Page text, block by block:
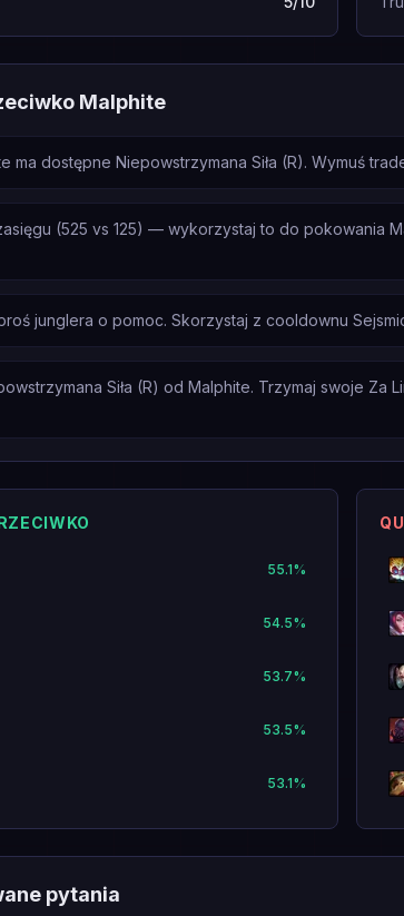
Malphite
ma dostępne Niepowstrzymana Siła (R). Wymuś
(525 vs 125) — wykorzystaj to do pokowania
junglera o pomoc. Skorzystaj z cooldownu
Siła (R) od Malphite. Trzymaj swoje
55.1%
54.5%
53.7%
53.5%
53.1%
pytania